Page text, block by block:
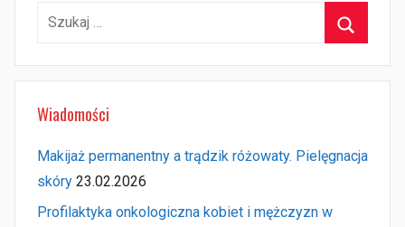
Szukaj:
Wiadomości
Makijaż permanentny a trądzik różowaty. Pielęgnacja
skóry 23.02.2026
Profilaktyka onkologiczna kobiet i mężczyzn w